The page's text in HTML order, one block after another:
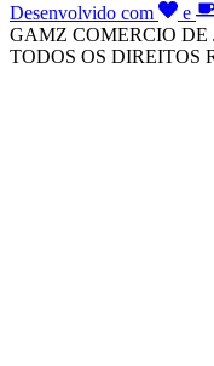
Desenvolvido com e
GAMZ COMERCIO DE
TODOS OS DIREITOS